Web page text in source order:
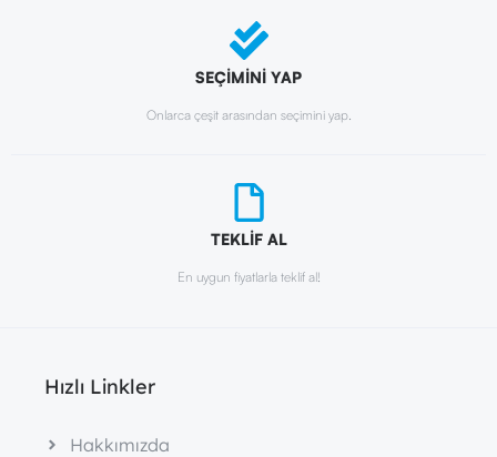
SEÇİMİNİ YAP
Onlarca çeşit arasından seçimini yap.
TEKLİF AL
En uygun fiyatlarla teklif al!
Hızlı Linkler
Hakkımızda